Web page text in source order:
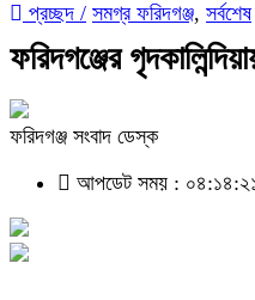
প্রচ্ছদ / সমগ্র ফরিদগঞ্জ, সর্বশেষ
ফরিদগঞ্জের
ফরিদগঞ্জ সংবাদ ডেস্ক
আপডেট সময় : ০৪:১৪:২১